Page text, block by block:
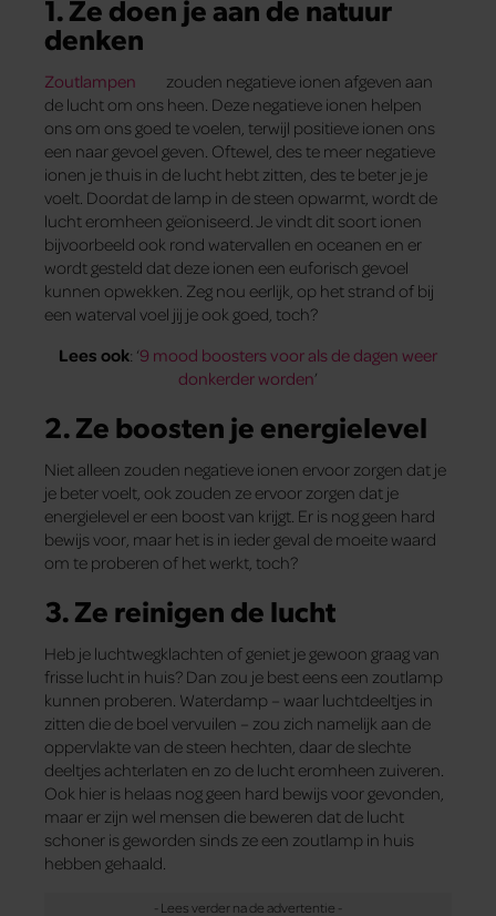
1. Ze doen je aan de natuur
denken
Zoutlampen
zouden negatieve ionen afgeven aan
de lucht om ons heen. Deze negatieve ionen helpen
ons om ons goed te voelen, terwijl positieve ionen ons
een naar gevoel geven. Oftewel, des te meer negatieve
ionen je thuis in de lucht hebt zitten, des te beter je je
voelt. Doordat de lamp in de steen opwarmt, wordt de
lucht eromheen geïoniseerd. Je vindt dit soort ionen
bijvoorbeeld ook rond watervallen en oceanen en er
wordt gesteld dat deze ionen een euforisch gevoel
kunnen opwekken. Zeg nou eerlijk, op het strand of bij
een waterval voel jij je ook goed, toch?
Lees ook: ‘9 mood boosters voor als de dagen weer
donkerder worden’
2. Ze boosten je energielevel
Niet alleen zouden negatieve ionen ervoor zorgen dat je
je beter voelt, ook zouden ze ervoor zorgen dat je
energielevel er een boost van krijgt. Er is nog geen hard
bewijs voor, maar het is in ieder geval de moeite waard
om te proberen of het werkt, toch?
3. Ze reinigen de lucht
Heb je luchtwegklachten of geniet je gewoon graag van
frisse lucht in huis? Dan zou je best eens een zoutlamp
kunnen proberen. Waterdamp – waar luchtdeeltjes in
zitten die de boel vervuilen – zou zich namelijk aan de
oppervlakte van de steen hechten, daar de slechte
deeltjes achterlaten en zo de lucht eromheen zuiveren.
Ook hier is helaas nog geen hard bewijs voor gevonden,
maar er zijn wel mensen die beweren dat de lucht
schoner is geworden sinds ze een zoutlamp in huis
hebben gehaald.